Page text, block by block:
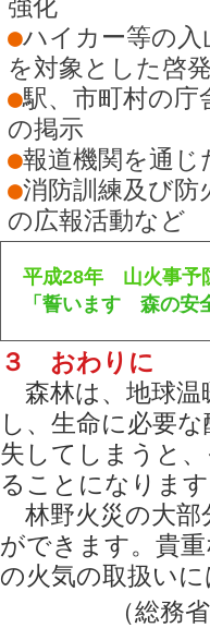
強化
●ハイカー等の入
を対象とした啓
●駅、市町村の庁
の掲示
●報道機関を通じ
●消防訓練及び防
の広報活動など
平成28年 山火事予
「誓います 森の
３ おわりに
森林は、地球温
し、生命に必要
失してしまうと
ることになりま
林野火災の大部
ができます。貴
の火気の取扱い
（総務